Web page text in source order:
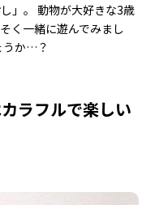
」。 動物が大好きな3歳
く一緒に遊んでみまし
うか…？
ラフルで楽しい